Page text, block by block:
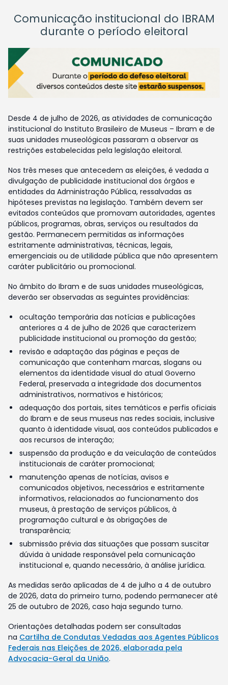
Comunicação institucional do IBRAM
durante o período eleitoral
Desde 4 de julho de 2026, as atividades de comunicação
institucional do Instituto Brasileiro de Museus – Ibram e de
suas unidades museológicas passaram a observar as
restrições estabelecidas pela legislação eleitoral.
Nos três meses que antecedem as eleições, é vedada a
divulgação de publicidade institucional dos órgãos e
entidades da Administração Pública, ressalvadas as
hipóteses previstas na legislação. Também devem ser
evitados conteúdos que promovam autoridades, agentes
públicos, programas, obras, serviços ou resultados da
gestão. Permanecem permitidas as informações
estritamente administrativas, técnicas, legais,
emergenciais ou de utilidade pública que não apresentem
caráter publicitário ou promocional.
No âmbito do Ibram e de suas unidades museológicas,
deverão ser observadas as seguintes providências:
ocultação temporária das notícias e publicações
anteriores a 4 de julho de 2026 que caracterizem
publicidade institucional ou promoção da gestão;
revisão e adaptação das páginas e peças de
comunicação que contenham marcas, slogans ou
elementos da identidade visual do atual Governo
Federal, preservada a integridade dos documentos
administrativos, normativos e históricos;
adequação dos portais, sites temáticos e perfis oficiais
do Ibram e de seus museus nas redes sociais, inclusive
quanto à identidade visual, aos conteúdos publicados e
aos recursos de interação;
suspensão da produção e da veiculação de conteúdos
institucionais de caráter promocional;
manutenção apenas de notícias, avisos e
comunicados objetivos, necessários e estritamente
informativos, relacionados ao funcionamento dos
museus, à prestação de serviços públicos, à
programação cultural e às obrigações de
transparência;
submissão prévia das situações que possam suscitar
dúvida à unidade responsável pela comunicação
institucional e, quando necessário, à análise jurídica.
As medidas serão aplicadas de 4 de julho a 4 de outubro
de 2026, data do primeiro turno, podendo permanecer até
25 de outubro de 2026, caso haja segundo turno.
Orientações detalhadas podem ser consultadas
na Cartilha de Condutas Vedadas aos Agentes Públicos
Federais nas Eleições de 2026, elaborada pela
Advocacia-Geral da União.